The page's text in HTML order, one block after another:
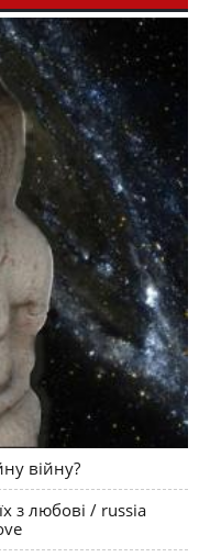
війну?
з любові / russia